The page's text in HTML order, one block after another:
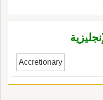
Accretionary